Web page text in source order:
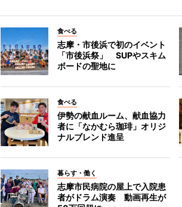
食べる
志摩・市後浜で初のイベント
「市後浜祭」 SUPやスキム
ボードの聖地に
食べる
伊勢の献血ルーム、献血協力
者に「なかむら珈琲」オリジ
ナルブレンド進呈
暮らす・働く
志摩市民病院の屋上で入院患
者がドラム演奏 動画再生が